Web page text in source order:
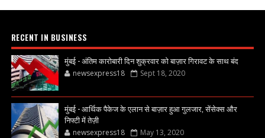
RECENT IN BUSINESS
मुंबई - अंतिम कारोबारी दिन शुक्रवार को बाज़ार गिरावट के साथ बंद
newsexpress18 Sept 18, 2020
मुंबई - आर्थिक पैकेज के एलान से बाज़ार हुआ गुलजार, सेंसेक्स और
निफ्टी में तेज़ी
newsexpress18 May 13, 2020